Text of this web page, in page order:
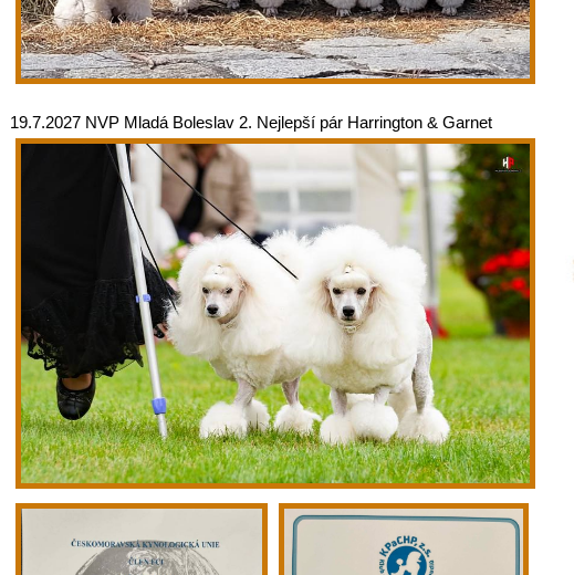
19.7.2027 NVP Mladá Boleslav 2. Nejlepší pár Harrington & Garnet